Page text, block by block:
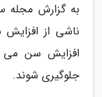
به گزارش مجله
ناشی از
افزایش سن می
جلوگیری شوند.